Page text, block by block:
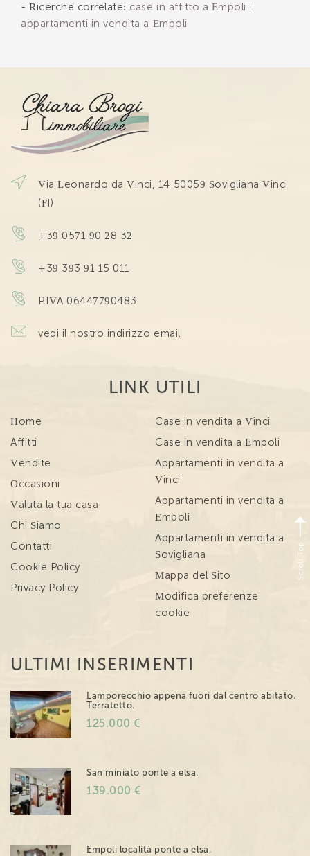
- Ricerche correlate: case in affitto a Empoli
appartamenti in vendita a Empoli
Via Leonardo da Vinci, 14 50059 Sovigliana Vinci
(FI)
+39 0571 90 28 32
+39 393 91 15 011
P.IVA 06447790483
vedi il nostro indirizzo email
LINK UTILI
Home
Affitti
Vendite
Occasioni
Valuta la tua casa
Chi Siamo
Contatti
Cookie Policy
Privacy Policy
Case in vendita a Vinci
Case in vendita a Empoli
Appartamenti in vendita a
Vinci
Appartamenti in vendita a
Empoli
Appartamenti in vendita a
Sovigliana
Mappa del Sito
Modifica preferenze
cookie
ULTIMI INSERIMENTI
Lamporecchio appena fuori dal centro abitato.
Terratetto.
125.000 €
San miniato ponte a elsa.
139.000 €
Empoli località ponte a elsa.
Scroll Top